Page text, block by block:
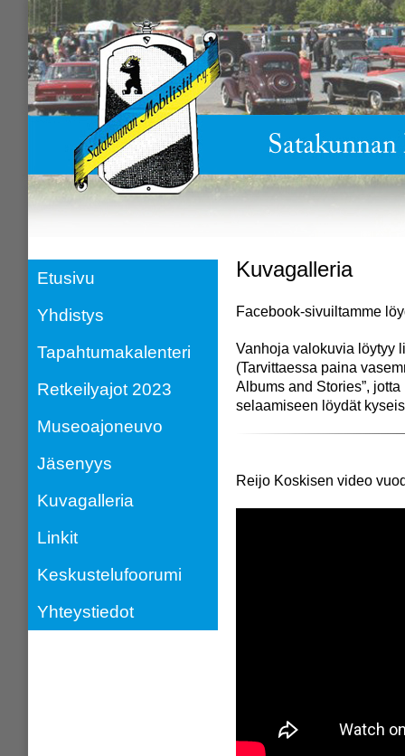
Etusivu
Yhdistys
Tapahtumakalenteri
Retkeilyajot 2023
Museoajoneuvo
Jäsenyys
Kuvagalleria
Linkit
Keskustelufoorumi
Yhteystiedot
Kuvagalleria
Facebook-sivuiltamme
Vanhoja valokuvia löytyy
(Tarvittaessa paina
Albums and Stories”,
selaamiseen löydät
Reijo Koskisen video